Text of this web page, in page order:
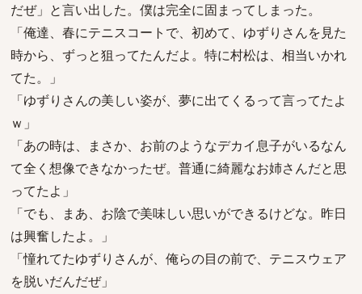
だぜ」と言い出した。僕は完全に固まってしまった。
「俺達、春にテニスコートで、初めて、ゆずりさんを見た
時から、ずっと狙ってたんだよ。特に村松は、相当いかれ
てた。」
「ゆずりさんの美しい姿が、夢に出てくるって言ってたよ
ｗ」
「あの時は、まさか、お前のようなデカイ息子がいるなん
て全く想像できなかったぜ。普通に綺麗なお姉さんだと思
ってたよ」
「でも、まあ、お陰で美味しい思いができるけどな。昨日
は興奮したよ。」
「憧れてたゆずりさんが、俺らの目の前で、テニスウェア
を脱いだんだぜ」